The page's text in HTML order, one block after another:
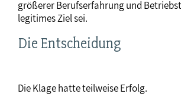
größerer Berufserfahrung und
legitimes Ziel sei.
Die Entscheidung
Die Klage hatte teilweise Erfolg.